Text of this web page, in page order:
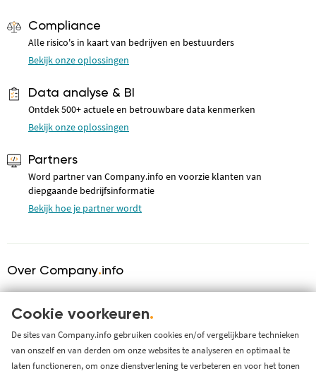
Compliance
Alle risico's in kaart van bedrijven en bestuurders
Bekijk onze oplossingen
Data analyse & BI
Ontdek 500+ actuele en betrouwbare data kenmerken
Bekijk onze oplossingen
Partners
Word partner van Company.info en voorzie klanten van
diepgaande bedrijfsinformatie
Bekijk hoe je partner wordt
Over Company.info
Over ons
KVK serviceprovider
Werken bij Company.info
Blog
Cookie voorkeuren.
De sites van Company.info gebruiken cookies en/of vergelijkbare technieken
van onszelf en van derden om onze websites te analyseren en optimaal te
laten functioneren, om onze dienstverlening te verbeteren en voor het tonen